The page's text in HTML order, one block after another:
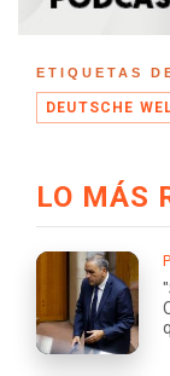
ETIQUETAS
DEUTSCHE
LO MÁS